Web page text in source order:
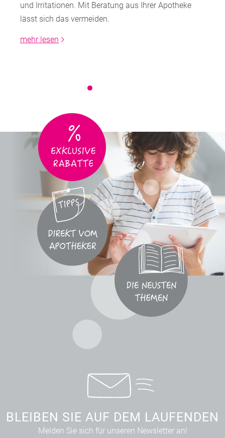
und Irritationen. Mit Beratung aus Ihrer Apotheke
lässt sich das vermeiden.
mehr lesen
BLEIBEN SIE AUF DEM LAUFENDEN
Melden Sie sich für unseren Newsletter an!